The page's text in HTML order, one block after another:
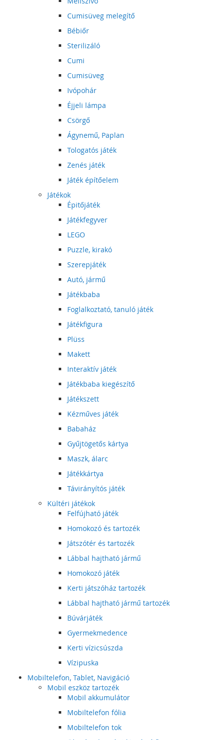
Cumisüveg melegítő
Bébiőr
Sterilizáló
Cumi
Cumisüveg
Ivópohár
Éjjeli lámpa
Csörgő
Ágynemű, Paplan
Tologatós játék
Zenés játék
Játék építőelem
Játékok
Épitőjáték
Játékfegyver
LEGO
Puzzle, kirakó
Szerepjáték
Autó, jármű
Játékbaba
Foglalkoztató, tanuló játék
Játékfigura
Plüss
Makett
Interaktív játék
Játékbaba kiegészítő
Játékszett
Kézműves játék
Babaház
Gyűjtögetős kártya
Maszk, álarc
Játékkártya
Távirányítós játék
Kültéri játékok
Felfújható játék
Homokozó és tartozék
Játszótér és tartozék
Lábbal hajtható jármű
Homokozó játék
Kerti játszóház tartozék
Lábbal hajtható jármű tartozék
Búvárjáték
Gyermekmedence
Kerti vízicsúszda
Vízipuska
Mobiltelefon, Tablet, Navigáció
Mobil eszköz tartozék
Mobil akkumulátor
Mobiltelefon fólia
Mobiltelefon tok